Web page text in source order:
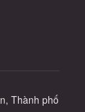
Thành phố